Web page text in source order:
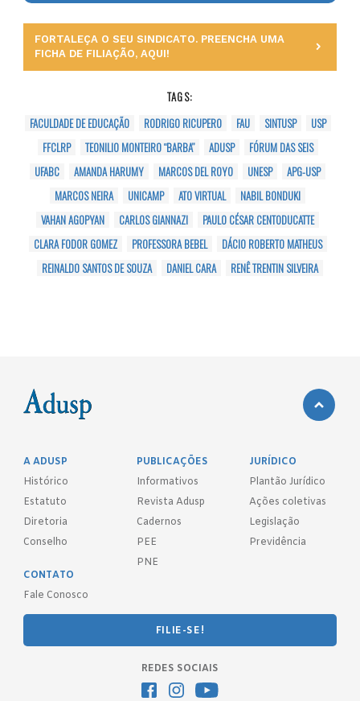
FORTALEÇA O SEU SINDICATO. PREENCHA UMA
FICHA DE FILIAÇÃO, AQUI!
TAGS:
FACULDADE DE EDUCAÇÃO
RODRIGO RICUPERO FAU SINTUSP
USP
FFCLRP
TEONILIO MONTEIRO “BARBA” ADUSP
FÓRUM DAS SEIS
UFABC
AMANDA HARUMY MARCOS DEL ROYO UNESP
APG-USP
MARCOS NEIRA
UNICAMP ATO VIRTUAL
NABIL BONDUKI
VAHAN AGOPYAN
CARLOS GIANNAZI
PAULO CÉSAR CENTODUCATTE
CLARA FODOR GOMEZ
PROFESSORA BEBEL
DÁCIO ROBERTO MATHEUS
REINALDO SANTOS DE SOUZA
DANIEL CARA RENÊ TRENTIN SILVEIRA
A ADUSP
Histórico
Estatuto
Diretoria
Conselho
PUBLICAÇÕES
Informativos
Revista Adusp
Cadernos
PEE
PNE
JURÍDICO
Plantão Jurídico
Ações coletivas
Legislação
Previdência
CONTATO
Fale Conosco
FILIE-SE!
REDES SOCIAIS